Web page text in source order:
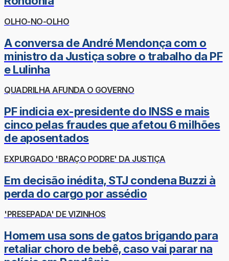
OLHO-NO-OLHO
A conversa de André Mendonça com o
ministro da Justiça sobre o trabalho da PF
e Lulinha
QUADRILHA AFUNDA O GOVERNO
PF indicia ex-presidente do INSS e mais
cinco pelas fraudes que afetou 6 milhões
de aposentados
EXPURGADO 'BRAÇO PODRE' DA JUSTIÇA
Em decisão inédita, STJ condena Buzzi à
perda do cargo por assédio
'PRESEPADA' DE VIZINHOS
Homem usa sons de gatos brigando para
retaliar choro de bebê, caso vai parar na